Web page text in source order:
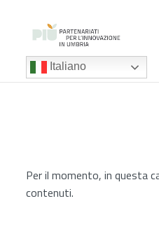
Italiano
Per il momento, in questa
contenuti.